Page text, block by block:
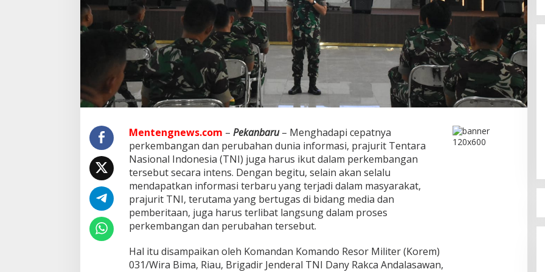
T
D
i
m
n
t
a
a
s
a
i
D
u
n
i
a
n
Mentengnews.com – Pekanbaru– Menghadapi cepatnya
perkembangan dan perubahan dunia informasi, prajurit Tentara
Nasional Indonesia (TNI) juga harus ikut dalam perkembangan
tersebut secara intens. Dengan begitu, selain akan selalu
mendapatkan informasi terbaru yang terjadi dalam masyarakat,
prajurit TNI, terutama yang bertugas di bidang media dan
pemberitaan, juga harus terlibat langsung dalam proses
perkembangan dan perubahan tersebut.
Hal itu disampaikan oleh Komandan Komando Resor Militer (Korem)
031/Wira Bima, Riau, Brigadir Jenderal TNI Dany Rakca Andalasawan,
Kegaduhan Yang Membuat
Sejumlah Tokoh Semakin Santer
Menjadi Buah Bibir Masyarakat
| Mei 6, 2026